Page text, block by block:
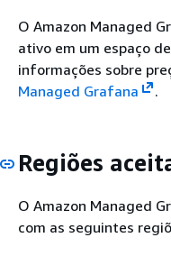
O Amazon Managed
ativo em um espaço
informações sobre
Managed Grafana
.
Regiões
O Amazon Managed
com as seguintes